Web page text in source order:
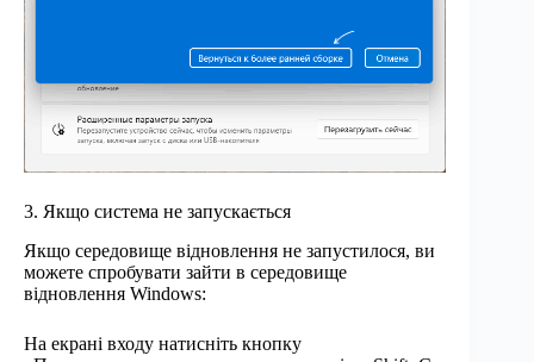
3. Якщо система не запускається
Якщо середовище відновлення не запустилося, ви
можете спробувати зайти в середовище
відновлення Windows:
На екрані входу натисніть кнопку